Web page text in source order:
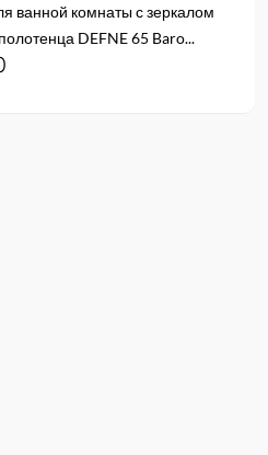
ванной комнаты с зеркалом
DEFNE 65 Baro...